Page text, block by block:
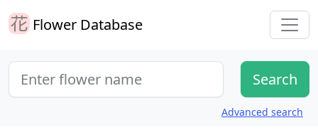
Flower Database
Advanced search